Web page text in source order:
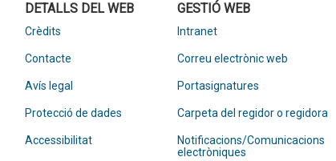
DETALLS DEL WEB
Crèdits
Contacte
Avís legal
Protecció de dades
Accessibilitat
GESTIÓ WEB
Intranet
Correu electrònic web
Portasignatures
Carpeta del regidor o regidora
Notificacions/Comunicacions
electròniques